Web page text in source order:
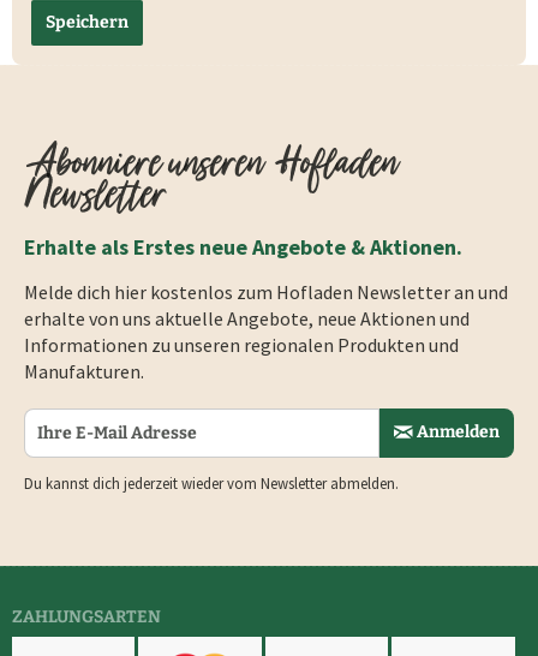
Speichern
Abonniere unseren Hofladen
Newsletter
Erhalte als Erstes neue Angebote & Aktionen.
Melde dich hier kostenlos zum Hofladen Newsletter an und
erhalte von uns aktuelle Angebote, neue Aktionen und
Informationen zu unseren regionalen Produkten und
Manufakturen.
Anmelden
Du kannst dich jederzeit wieder vom Newsletter abmelden.
ZAHLUNGSARTEN